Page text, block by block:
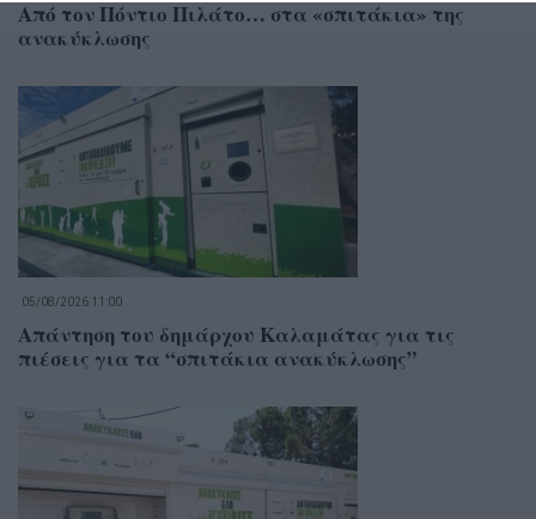
Από τον Πόντιο Πιλάτο… στα «σπιτάκια» της
ανακύκλωσης
05/08/2026 11:00
Απάντηση του δημάρχου Καλαμάτας για τις
πιέσεις για τα “σπιτάκια ανακύκλωσης”